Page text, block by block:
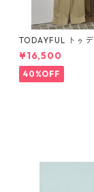
TODAYFUL トゥ
penders
510703
¥16,500
40%OFF